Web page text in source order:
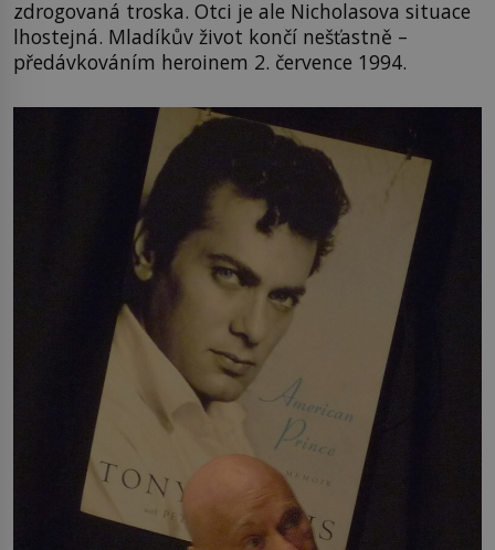
zdrogovaná troska. Otci je ale Nicholasova situace
lhostejná. Mladíkův život končí nešťastně –
předávkováním heroinem 2. července 1994.